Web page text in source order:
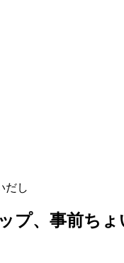
だし
プ、事前ちょ